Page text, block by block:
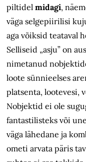
piltidelmidagi,
väga selgepiirilisi
aga võiksid teataval
Selliseid „asju” on
nimetanud
loote sünnieelses
platsenta, lootevesi,
Nobjektid ei ole
fantastilisteks või
väga lähedane ja
ometi arvata päris